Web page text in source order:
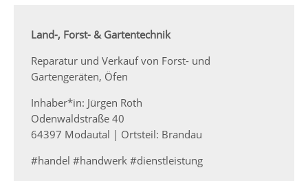
Land-, Forst- & Gartentechnik
Reparatur und Verkauf von Forst- und
Gartengeräten, Öfen
Inhaber*in: Jürgen Roth
Odenwaldstraße 40
64397 Modautal | Ortsteil: Brandau
#handel #handwerk #dienstleistung